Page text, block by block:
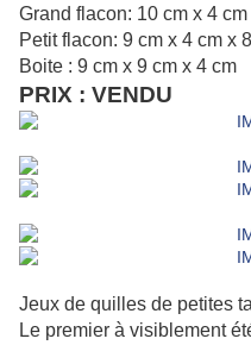
Grand flacon: 10 cm x 4
Petit flacon: 9 cm x 4 cm x
Boite : 9 cm x 9 cm x 4 cm
PRIX : VENDU
Jeux de quilles de petites
Le premier à visiblement